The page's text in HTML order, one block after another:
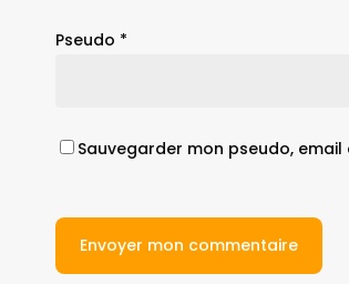
Pseudo *
Sauvegarder mon pseudo,